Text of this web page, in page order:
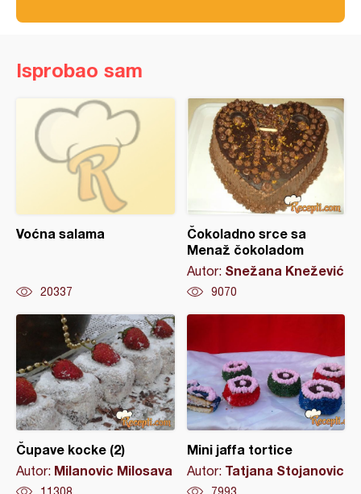
Isprobao sam
Voćna salama
20337
Čokoladno srce sa
Menaž čokoladom
Autor: Snežana Knežević
9070
Čupave kocke (2)
Autor: Milanovic Milosava
Mini jaffa tortice
Autor: Tatjana Stojanovic